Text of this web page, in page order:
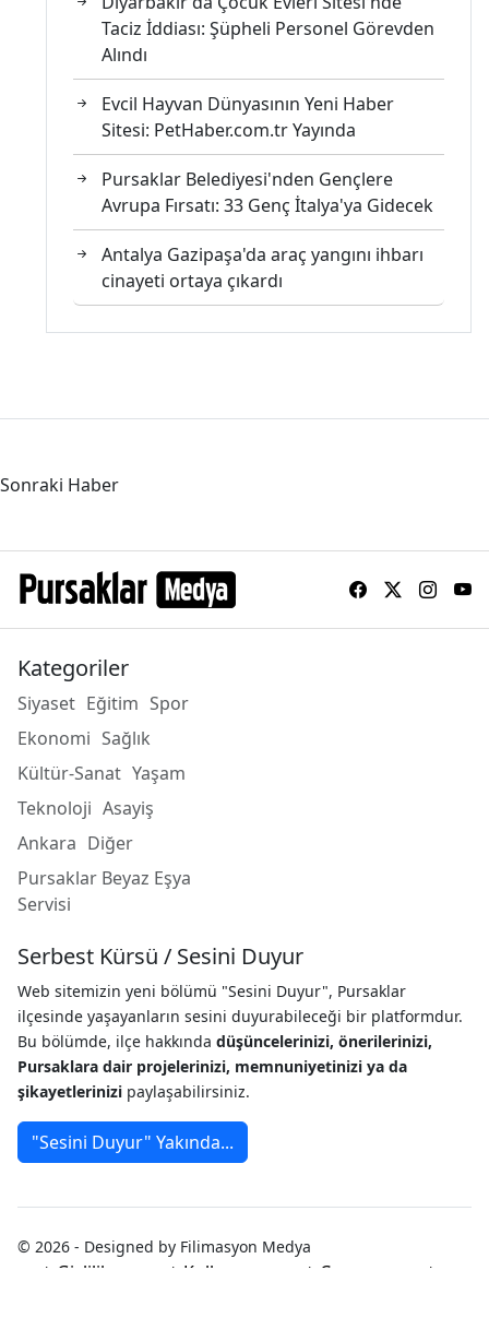
Taciz İddiası: Şüpheli Personel Görevden
Alındı
Evcil Hayvan Dünyasının Yeni Haber
Sitesi: PetHaber.com.tr Yayında
Pursaklar Belediyesi'nden Gençlere
Avrupa Fırsatı: 33 Genç İtalya'ya Gidecek
Antalya Gazipaşa'da araç yangını ihbarı
cinayeti ortaya çıkardı
Sonraki Haber
Kategoriler
Siyaset Eğitim Spor
Ekonomi Sağlık
Kültür-Sanat Yaşam
Teknoloji Asayiş
Ankara Diğer
Pursaklar Beyaz Eşya
Servisi
Serbest Kürsü / Sesini Duyur
Web sitemizin yeni bölümü "Sesini Duyur", Pursaklar
ilçesinde yaşayanların sesini duyurabileceği bir platformdur.
Bu bölümde, ilçe hakkındadüşüncelerinizi, önerilerinizi,
Pursaklara dair projelerinizi, memnuniyetinizi ya da
şikayetlerinizi paylaşabilirsiniz.
"Sesini Duyur" Yakında...
© 2026 - Designed by Filimasyon Medya
Gizlilik
Kullanım
Çerez